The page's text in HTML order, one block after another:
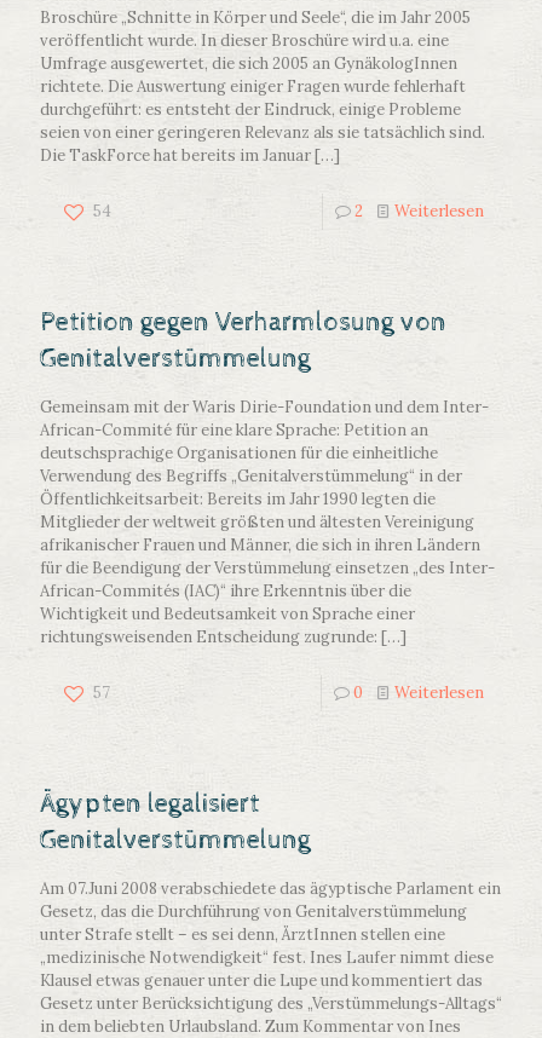
Broschüre „Schnitte in Körper und Seele“, die im Jahr 2005
veröffentlicht wurde. In dieser Broschüre wird u.a. eine
Umfrage ausgewertet, die sich 2005 an GynäkologInnen
richtete. Die Auswertung einiger Fragen wurde fehlerhaft
durchgeführt: es entsteht der Eindruck, einige Probleme
seien von einer geringeren Relevanz als sie tatsächlich sind.
Die TaskForce hat bereits im Januar[…]
54 2 Weiterlesen
Petition gegen Verharmlosung von
Genitalverstümmelung
Gemeinsam mit der Waris Dirie-Foundation und dem Inter-
African-Commité für eine klare Sprache: Petition an
deutschsprachige Organisationen für die einheitliche
Verwendung des Begriffs „Genitalverstümmelung“ in der
Öffentlichkeitsarbeit: Bereits im Jahr 1990 legten die
Mitglieder der weltweit größten und ältesten Vereinigung
afrikanischer Frauen und Männer, die sich in ihren Ländern
für die Beendigung der Verstümmelung einsetzen „des Inter-
African-Commités (IAC)“ ihre Erkenntnis über die
Wichtigkeit und Bedeutsamkeit von Sprache einer
richtungsweisenden Entscheidung zugrunde: […]
57 0 Weiterlesen
Ägypten legalisiert
Genitalverstümmelung
Am 07.Juni 2008 verabschiedete das ägyptische Parlament ein
Gesetz, das die Durchführung von Genitalverstümmelung
unter Strafe stellt – es sei denn, ÄrztInnen stellen eine
„medizinische Notwendigkeit“ fest. Ines Laufer nimmt diese
Klausel etwas genauer unter die Lupe und kommentiert das
Gesetz unter Berücksichtigung des „Verstümmelungs-Alltags“
in dem beliebten Urlaubsland. Zum Kommentar von Ines